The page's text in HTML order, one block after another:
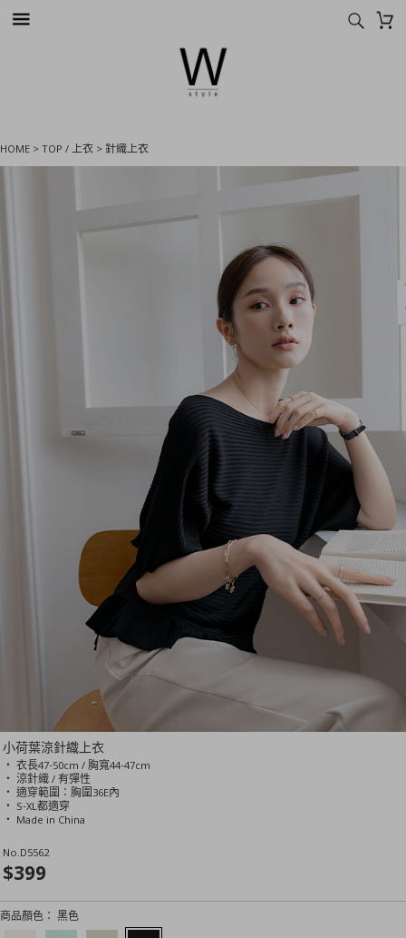
HOME >TOP / 上衣 > 針織上衣
小荷葉涼針織上衣
‧ 衣長47-50cm / 胸寬44-47cm
‧ 涼針織 / 有彈性
‧ 適穿範圍：胸圍36E內
‧ S-XL都適穿
‧ Made in China
No.D5562
$399
商品顏色： 黑色